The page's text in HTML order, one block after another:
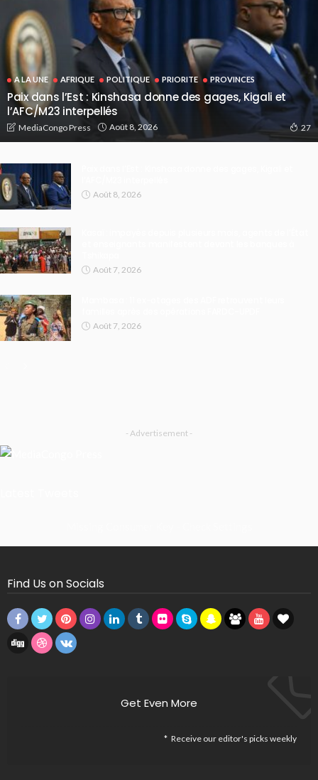
A LA UNE AFRIQUE POLITIQUE PRIORITE PROVINCES
Paix dans l’Est : Kinshasa donne des gages, Kigali et
l’AFC/M23 interpellés
MediaCongo Press Août 8, 2026 27
Août 8, 2026
Août 7, 2026
Août 7, 2026
- Advertisement -
Find Us on Socials
Get Even More
Receive our editor's picks weekly